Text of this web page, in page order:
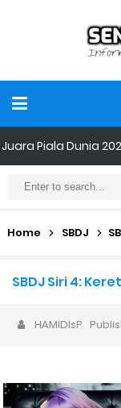
Juara Piala Dunia
Bagaimana
Home SBDJ
SBDJ Siri 4:
HAMIDIsP